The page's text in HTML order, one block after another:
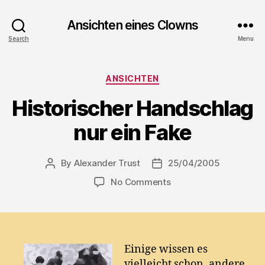
Search
Ansichten eines Clowns
Menu
Categories
ANSICHTEN
Historischer Handschlag
nur ein Fake
Post
By Alexander Trust
Post25/04/2005
No Commentson
Fake
Einige wissen es